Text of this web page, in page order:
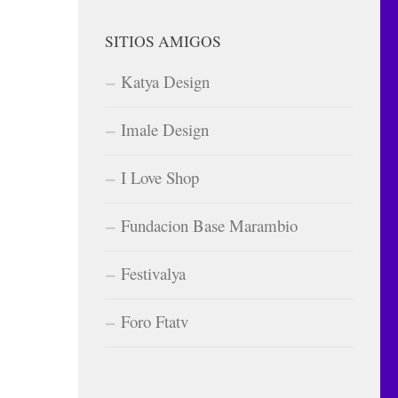
SITIOS AMIGOS
Katya Design
Imale Design
I Love Shop
Fundacion Base Marambio
Festivalya
Foro Ftatv